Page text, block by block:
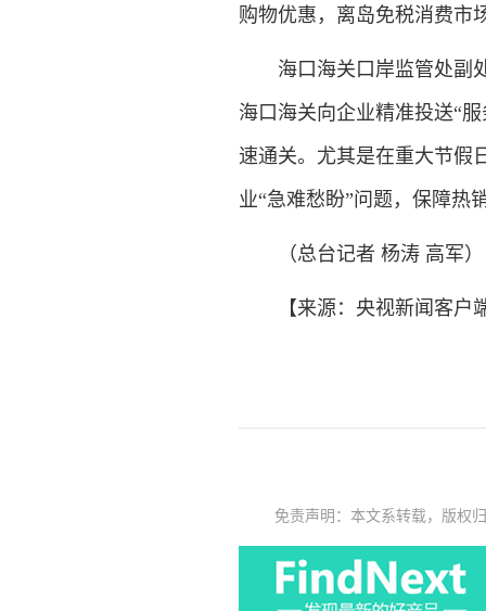
购物优惠，离岛免税消费市
海口海关口岸监管处副处
海口海关向企业精准投送“
速通关。尤其是在重大节假
业“急难愁盼”问题，保障热
（总台记者 杨涛 高军）
【来源：央视新闻客户
免责声明：本文系转载，版权